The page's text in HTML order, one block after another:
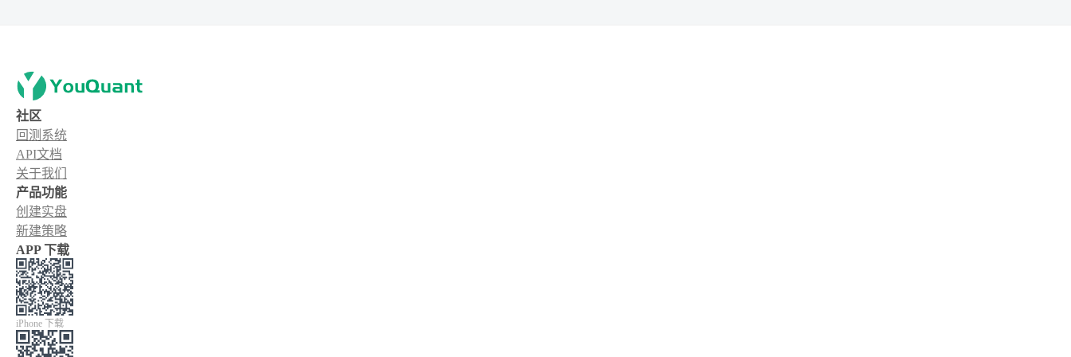
社区
回测系统
API文档
关于我们
产品功能
创建实盘
新建策略
APP 下载
iPhone 下载